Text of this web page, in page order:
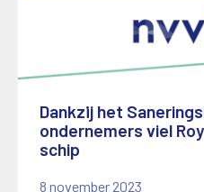
Dankzij het
ondernemers viel
schip
8 november 2023